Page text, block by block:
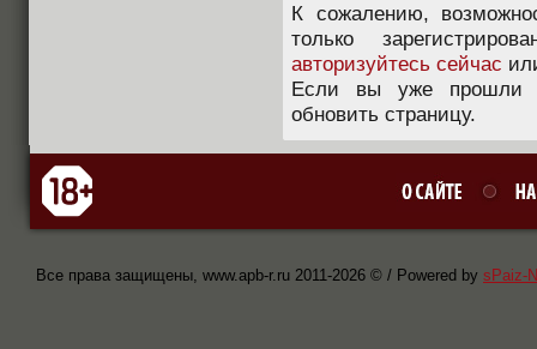
К сожалению,
только
авторизуйтесь сейчас
Если вы уже прошли
обновить страницу.
Все права защищены, www.apb-r.ru 2011-2026 © / Powered by sPaiz-